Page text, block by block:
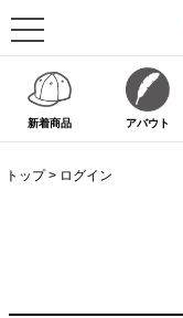
新着商品 アバウト
トップ ログイン